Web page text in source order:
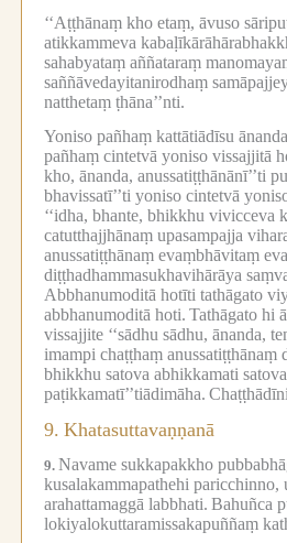
‘‘Aṭṭhānaṃ kho etaṃ, āvuso
atikkammeva
sahabyataṃ aññataraṃ
saññāvedayitanirodhaṃ
natthetaṃ ṭhāna’’nti.
Yoniso pañhaṃ kattātiādīsu
pañhaṃ cintetvā yoniso vissajjitā
kho, ānanda, anussatiṭṭhānānī’’ti
bhavissatī’’ti yoniso cintetvā
‘‘idha, bhante, bhikkhu vivicceva
catutthajjhānaṃ upasampajja
anussatiṭṭhānaṃ evaṃbhāvitaṃ
diṭṭhadhammasukhavihārāya
Abbhanumoditā hotīti tathāgato
abbhanumoditā hoti. Tathāgato hi
vissajjite ‘‘sādhu sādhu, ānanda,
imampi chaṭṭhaṃ anussatiṭṭhānaṃ
bhikkhu satova abhikkamati satova
paṭikkamatī’’tiādimāha.
9. Khatasuttavaṇṇanā
9. Navame sukkapakkho
kusalakammapathehi paricchinno,
arahattamaggā labbhati. Bahuñca
lokiyalokuttaramissakapuññaṃ